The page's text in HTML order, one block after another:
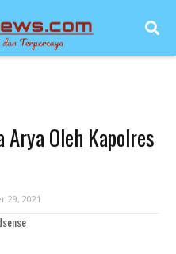
Oleh Kapolres
29, 2021